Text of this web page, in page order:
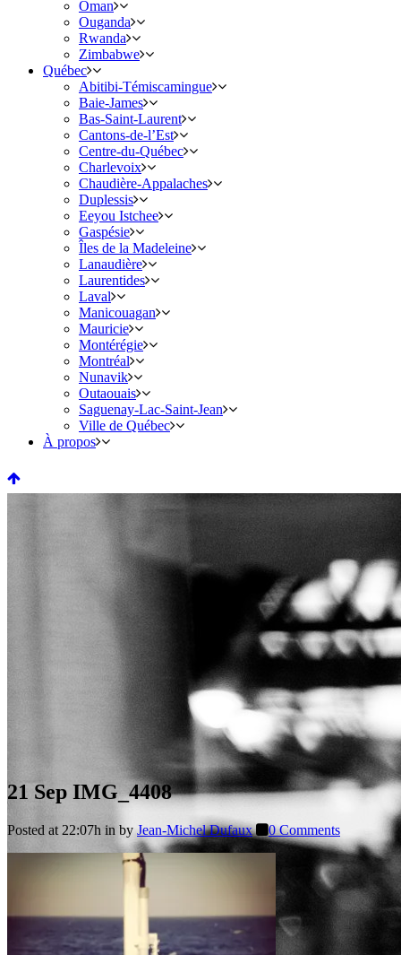
Oman
Ouganda
Rwanda
Zimbabwe
Québec
Abitibi-Témiscamingue
Baie-James
Bas-Saint-Laurent
Cantons-de-l’Est
Centre-du-Québec
Charlevoix
Chaudière-Appalaches
Duplessis
Eeyou Istchee
Gaspésie
Îles de la Madeleine
Lanaudière
Laurentides
Laval
Manicouagan
Mauricie
Montérégie
Montréal
Nunavik
Outaouais
Saguenay-Lac-Saint-Jean
Ville de Québec
À propos
21 Sep IMG_4408
Posted at 22:07h in by Jean-Michel Dufaux 0 Comments